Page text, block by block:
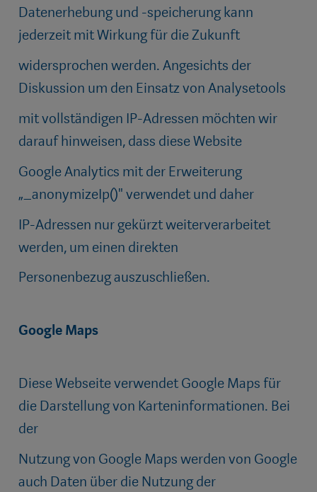
Datenerhebung und -speicherung kann
jederzeit mit Wirkung für die Zukunft
widersprochen werden. Angesichts der
Diskussion um den Einsatz von Analysetools
mit vollständigen IP-Adressen möchten wir
darauf hinweisen, dass diese Website
Google Analytics mit der Erweiterung
„_anonymizeIp()" verwendet und daher
IP-Adressen nur gekürzt weiterverarbeitet
werden, um einen direkten
Personenbezug auszuschließen.
Google Maps
Diese Webseite verwendet Google Maps für
die Darstellung von Karteninformationen. Bei
der
Nutzung von Google Maps werden von Google
auch Daten über die Nutzung der